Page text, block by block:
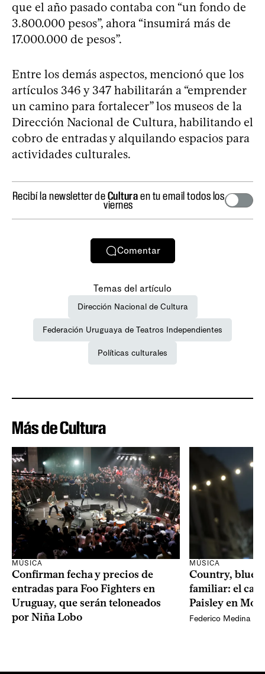
que el año pasado contaba con “un fondo de
3.800.000 pesos”, ahora “insumirá más de
17.000.000 de pesos”.
Entre los demás aspectos, mencionó que los
artículos 346 y 347 habilitarán a “emprender
un camino para fortalecer” los museos de la
Dirección Nacional de Cultura, habilitando el
cobro de entradas y alquilando espacios para
actividades culturales.
Recibí la newsletter deCulturaen tu email todos los
viernes
Comentar
Temas del artículo
Dirección Nacional de Cultura
Federación Uruguaya de Teatros Independientes
Políticas culturales
Más de Cultura
MÚSICA
Confirman fecha y precios de
entradas para Foo Fighters en
Uruguay, que serán teloneados
por Niña Lobo
MÚSICA
Country,
familiar: el
Paisley en
Federico Medina